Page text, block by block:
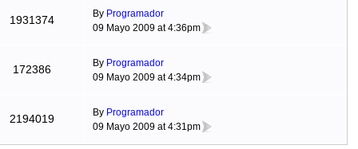
1931374 By Programador
09 Mayo 2009 at 4:36pm
172386 By Programador
09 Mayo 2009 at 4:34pm
2194019 By Programador
09 Mayo 2009 at 4:31pm